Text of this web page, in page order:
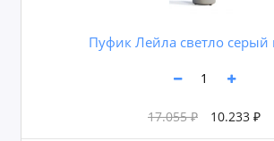
Пуфик Лейла светло серый
17.055 ₽ 10.233 ₽